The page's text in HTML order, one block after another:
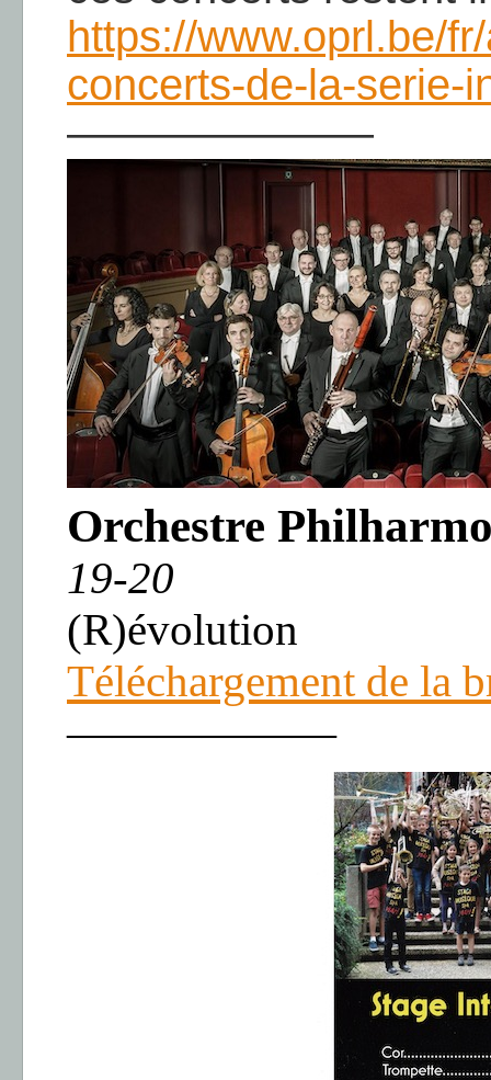
https://www.oprl.be/
concerts-de-la-serie-
———————
Orchestre
19-20
(R)évolution
Téléchargement de la
——————